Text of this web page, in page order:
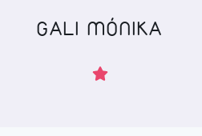
GALI MÓNIKA